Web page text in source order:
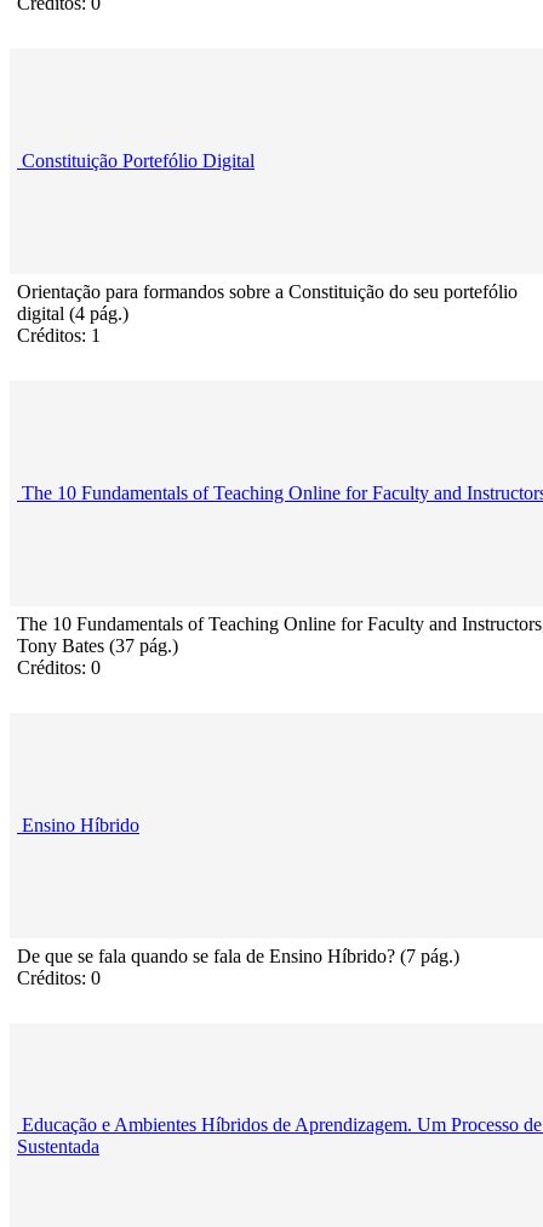
Constituição Portefólio Digital
Orientação para formandos sobre a Constituição do seu portefólio
digital (4 pág.)
Créditos: 1
The 10 Fundamentals of Teaching Online for Faculty and
The 10 Fundamentals of Teaching Online for Faculty and
Tony Bates (37 pág.)
Créditos: 0
Ensino Híbrido
De que se fala quando se fala de Ensino Híbrido? (7 pág.)
Créditos: 0
Educação e Ambientes Híbridos de Aprendizagem. Um Processo
Sustentada